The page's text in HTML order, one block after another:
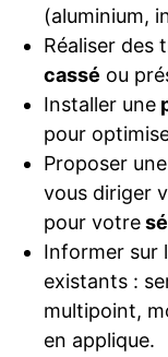
(aluminium,
Réaliser des
cassé ou
Installer une
pour
Proposer
vous diriger
pour votre
Informer sur
existants :
multipoint,
en applique.